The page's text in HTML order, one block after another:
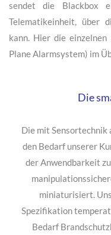
aktiv wird, wird die
löst selber ebenfalls
sendet die Blackbox
Telematikeinheit, über
Die
Die mit
den Bedarf unserer
der Anwendbarkeit
miniaturisiert.